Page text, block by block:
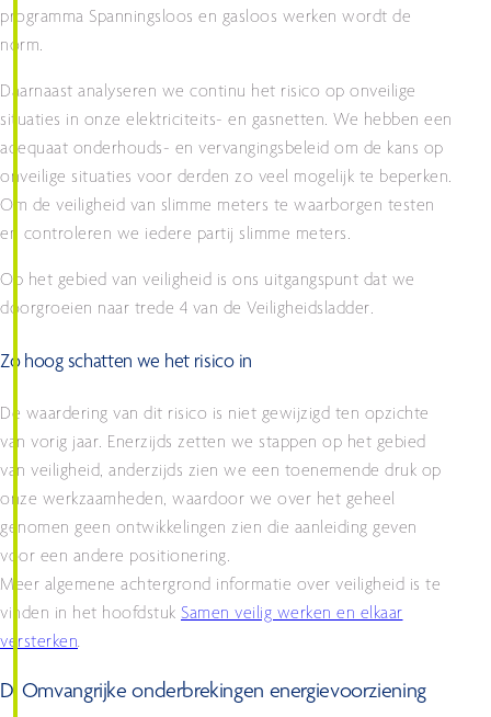
programma Spanningsloos en gasloos werken wordt de
norm.
Daarnaast analyseren we continu het risico op onveilige
situaties in onze elektriciteits- en gasnetten. We hebben een
adequaat onderhouds- en vervangingsbeleid om de kans op
onveilige situaties voor derden zo veel mogelijk te beperken.
Om de veiligheid van slimme meters te waarborgen testen
en controleren we iedere partij slimme meters.
Op het gebied van veiligheid is ons uitgangspunt dat we
doorgroeien naar trede 4 van de Veiligheidsladder.
Zo hoog schatten we het risico in
De waardering van dit risico is niet gewijzigd ten opzichte
van vorig jaar. Enerzijds zetten we stappen op het gebied
van veiligheid, anderzijds zien we een toenemende druk op
onze werkzaamheden, waardoor we over het geheel
genomen geen ontwikkelingen zien die aanleiding geven
voor een andere positionering.
Meer algemene achtergrond informatie over veiligheid is te
vinden in het hoofdstuk Samen veilig werken en elkaar
versterken.
D. Omvangrijke onderbrekingen energievoorziening